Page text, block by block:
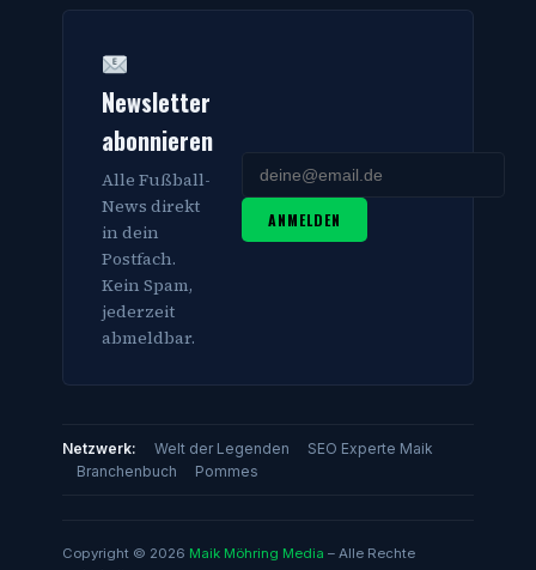
Newsletter
abonnieren
Alle Fußball-
News direkt
in dein
Postfach.
Kein Spam,
jederzeit
abmeldbar.
ANMELDEN
Netzwerk: Welt der Legenden
SEO Experte Maik
Branchenbuch
Pommes
Copyright © 2026 Maik Möhring Media – Alle Rechte